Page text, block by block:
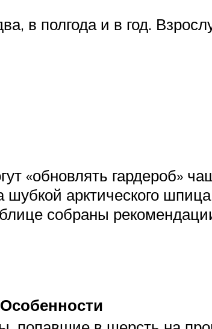
в полгода и в год.
«обновлять гардероб»
шубкой арктического
собраны
Особенности